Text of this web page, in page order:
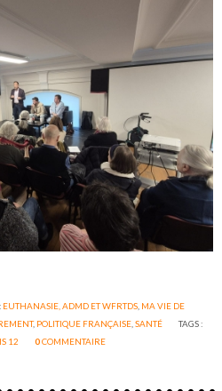
EUTHANASIE, ADMD ET WFRTDS, MA VIE DE
, POLITIQUE FRANÇAISE ,SANTÉ
TAGS :
12 0COMMENTAIRE